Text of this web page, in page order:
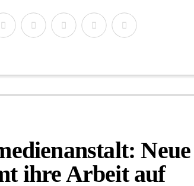
Neue
ihre Arbeit auf